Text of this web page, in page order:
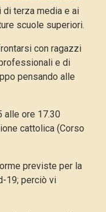
di terza media e ai
scuole superiori.
con ragazzi
e di
pensando alle
alle ore 17.30
cattolica (Corso
previste per la
19; perciò vi